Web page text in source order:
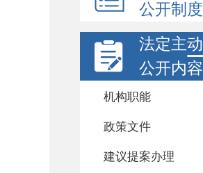
公开制度
法定主动
公开内容
机构职能
政策文件
建议提案办理